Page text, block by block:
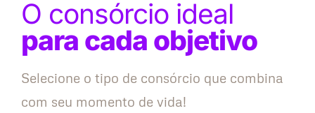
O consórcio ideal
para cada objetivo
Selecione o tipo de consórcio que combina
com seu momento de vida!